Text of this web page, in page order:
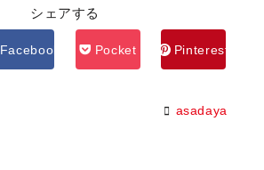
シェアする
Facebook Pocket Pinterest
asadaya